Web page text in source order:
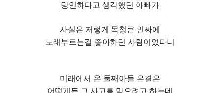
당연하다고 생각했던 아빠가
사실은 저렇게 목청큰 인싸에
노래부르는걸 좋아하던 사람이었다니
미래에서 온 둘째아들 은결은
어떻게든 그 사고를 막으려고 하는데